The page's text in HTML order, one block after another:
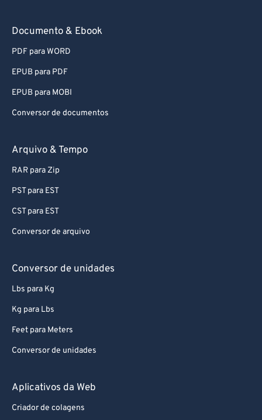
Documento & Ebook
PDF para WORD
EPUB para PDF
EPUB para MOBI
Conversor de documentos
Arquivo & Tempo
RAR para Zip
PST para EST
CST para EST
Conversor de arquivo
Conversor de unidades
Lbs para Kg
Kg para Lbs
Feet para Meters
Conversor de unidades
Aplicativos da Web
Criador de colagens